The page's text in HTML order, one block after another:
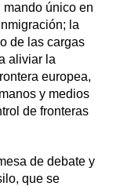
único en
la
de las cargas
aliviar la
europea,
y medios
de fronteras
de debate y
que se